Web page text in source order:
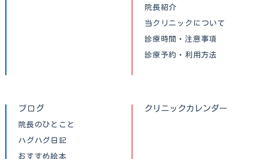
院長紹介
当クリニックについて
診療時間・注意事項
診療予約・利用方法
ブログ
院長のひとこと
ハグハグ日記
おすすめ絵本
クリニックカレンダー